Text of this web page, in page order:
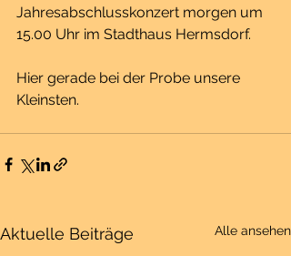
Jahresabschlusskonzert morgen um
15.00 Uhr im Stadthaus Hermsdorf.
Hier gerade bei der Probe unsere
Kleinsten.
Aktuelle Beiträge Alle ansehen